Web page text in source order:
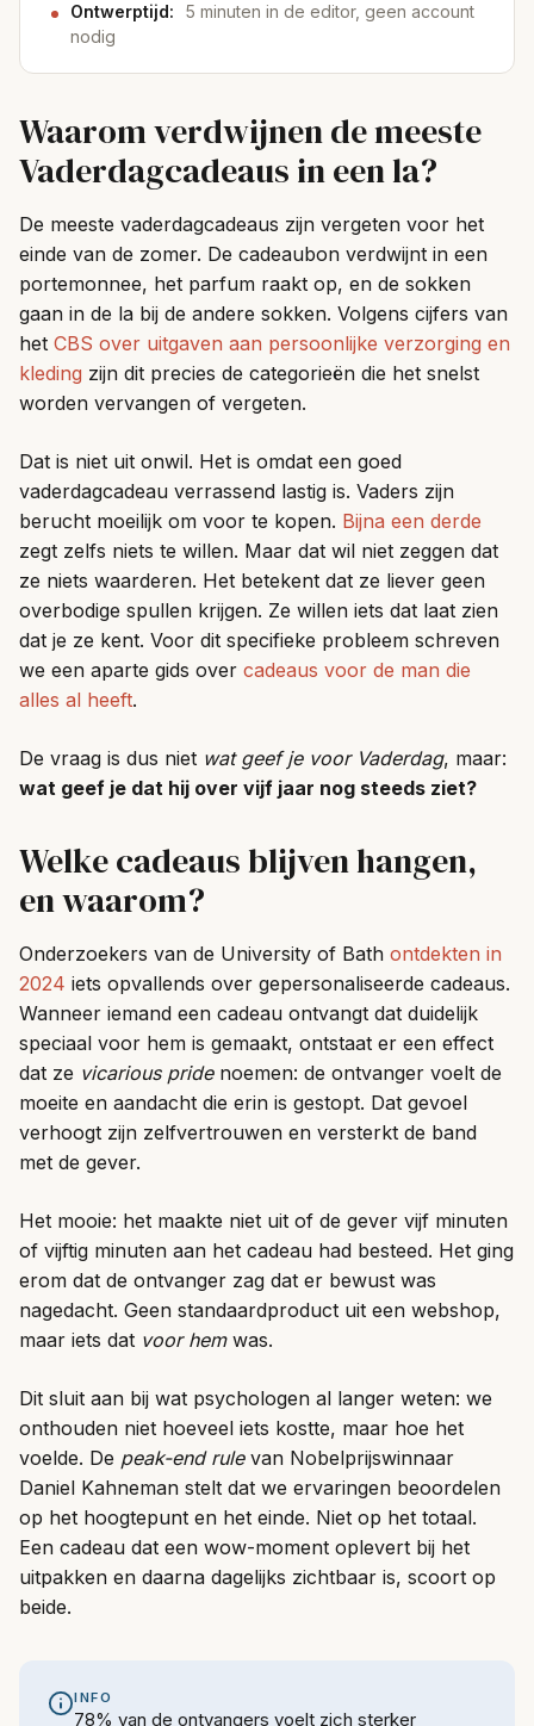
Ontwerptijd:
5 minuten in de editor, geen account
nodig
Waarom verdwijnen de meeste
Vaderdagcadeaus in een la?
De meeste vaderdagcadeaus zijn vergeten voor het
einde van de zomer. De cadeaubon verdwijnt in een
portemonnee, het parfum raakt op, en de sokken
gaan in de la bij de andere sokken. Volgens cijfers van
het CBS over uitgaven aan persoonlijke verzorging en
kleding zijn dit precies de categorieën die het snelst
worden vervangen of vergeten.
Dat is niet uit onwil. Het is omdat een goed
vaderdagcadeau verrassend lastig is. Vaders zijn
berucht moeilijk om voor te kopen. Bijna een derde
zegt zelfs niets te willen. Maar dat wil niet zeggen dat
ze niets waarderen. Het betekent dat ze liever geen
overbodige spullen krijgen. Ze willen iets dat laat zien
dat je ze kent. Voor dit specifieke probleem schreven
we een aparte gids over cadeaus voor de man die
alles al heeft.
De vraag is dus niet wat geef je voor Vaderdag, maar:
wat geef je dat hij over vijf jaar nog steeds ziet?
Welke cadeaus blijven hangen,
en waarom?
Onderzoekers van de University of Bath ontdekten in
2024 iets opvallends over gepersonaliseerde cadeaus.
Wanneer iemand een cadeau ontvangt dat duidelijk
speciaal voor hem is gemaakt, ontstaat er een effect
dat ze vicarious pridenoemen: de ontvanger voelt de
moeite en aandacht die erin is gestopt. Dat gevoel
verhoogt zijn zelfvertrouwen en versterkt de band
met de gever.
Het mooie: het maakte niet uit of de gever vijf minuten
of vijftig minuten aan het cadeau had besteed. Het ging
erom dat de ontvanger zag dat er bewust was
nagedacht. Geen standaardproduct uit een webshop,
maar iets dat voor hemwas.
Dit sluit aan bij wat psychologen al langer weten: we
onthouden niet hoeveel iets kostte, maar hoe het
voelde. De peak-end rulevan Nobelprijswinnaar
Daniel Kahneman stelt dat we ervaringen beoordelen
op het hoogtepunt en het einde. Niet op het totaal.
Een cadeau dat een wow-moment oplevert bij het
uitpakken en daarna dagelijks zichtbaar is, scoort op
beide.
INFO
78% van de ontvangers voelt zich sterker